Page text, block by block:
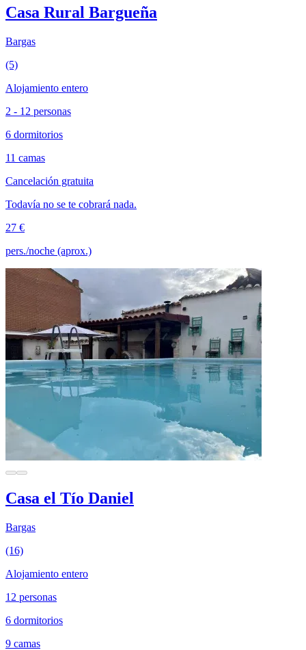
Casa Rural Bargueña
Bargas
(5)
Alojamiento entero
2 - 12 personas
6 dormitorios
11 camas
Cancelación gratuita
Todavía no se te cobrará nada.
27 €
pers./noche (aprox.)
Casa el Tío Daniel
Bargas
(16)
Alojamiento entero
12 personas
6 dormitorios
9 camas